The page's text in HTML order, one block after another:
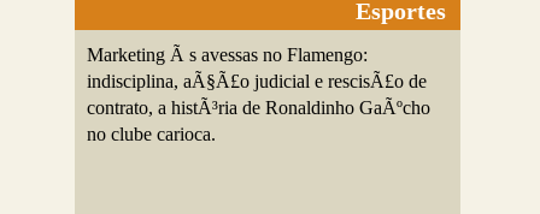
Esportes
Marketing Ã s avessas no Flamengo:
indisciplina, aÃ§Ã£o judicial e rescisÃ£o de
contrato, a histÃ³ria de Ronaldinho GaÃºcho
no clube carioca.